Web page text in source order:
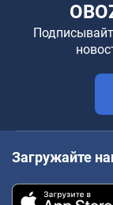
Загружайте